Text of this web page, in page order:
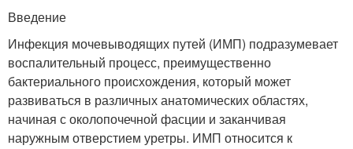
Введение
Инфекция мочевыводящих путей (ИМП) подразумевает
воспалительный процесс, преимущественно
бактериального происхождения, который может
развиваться в различных анатомических областях,
начиная с околопочечной фасции и заканчивая
наружным отверстием уретры. ИМП относится к